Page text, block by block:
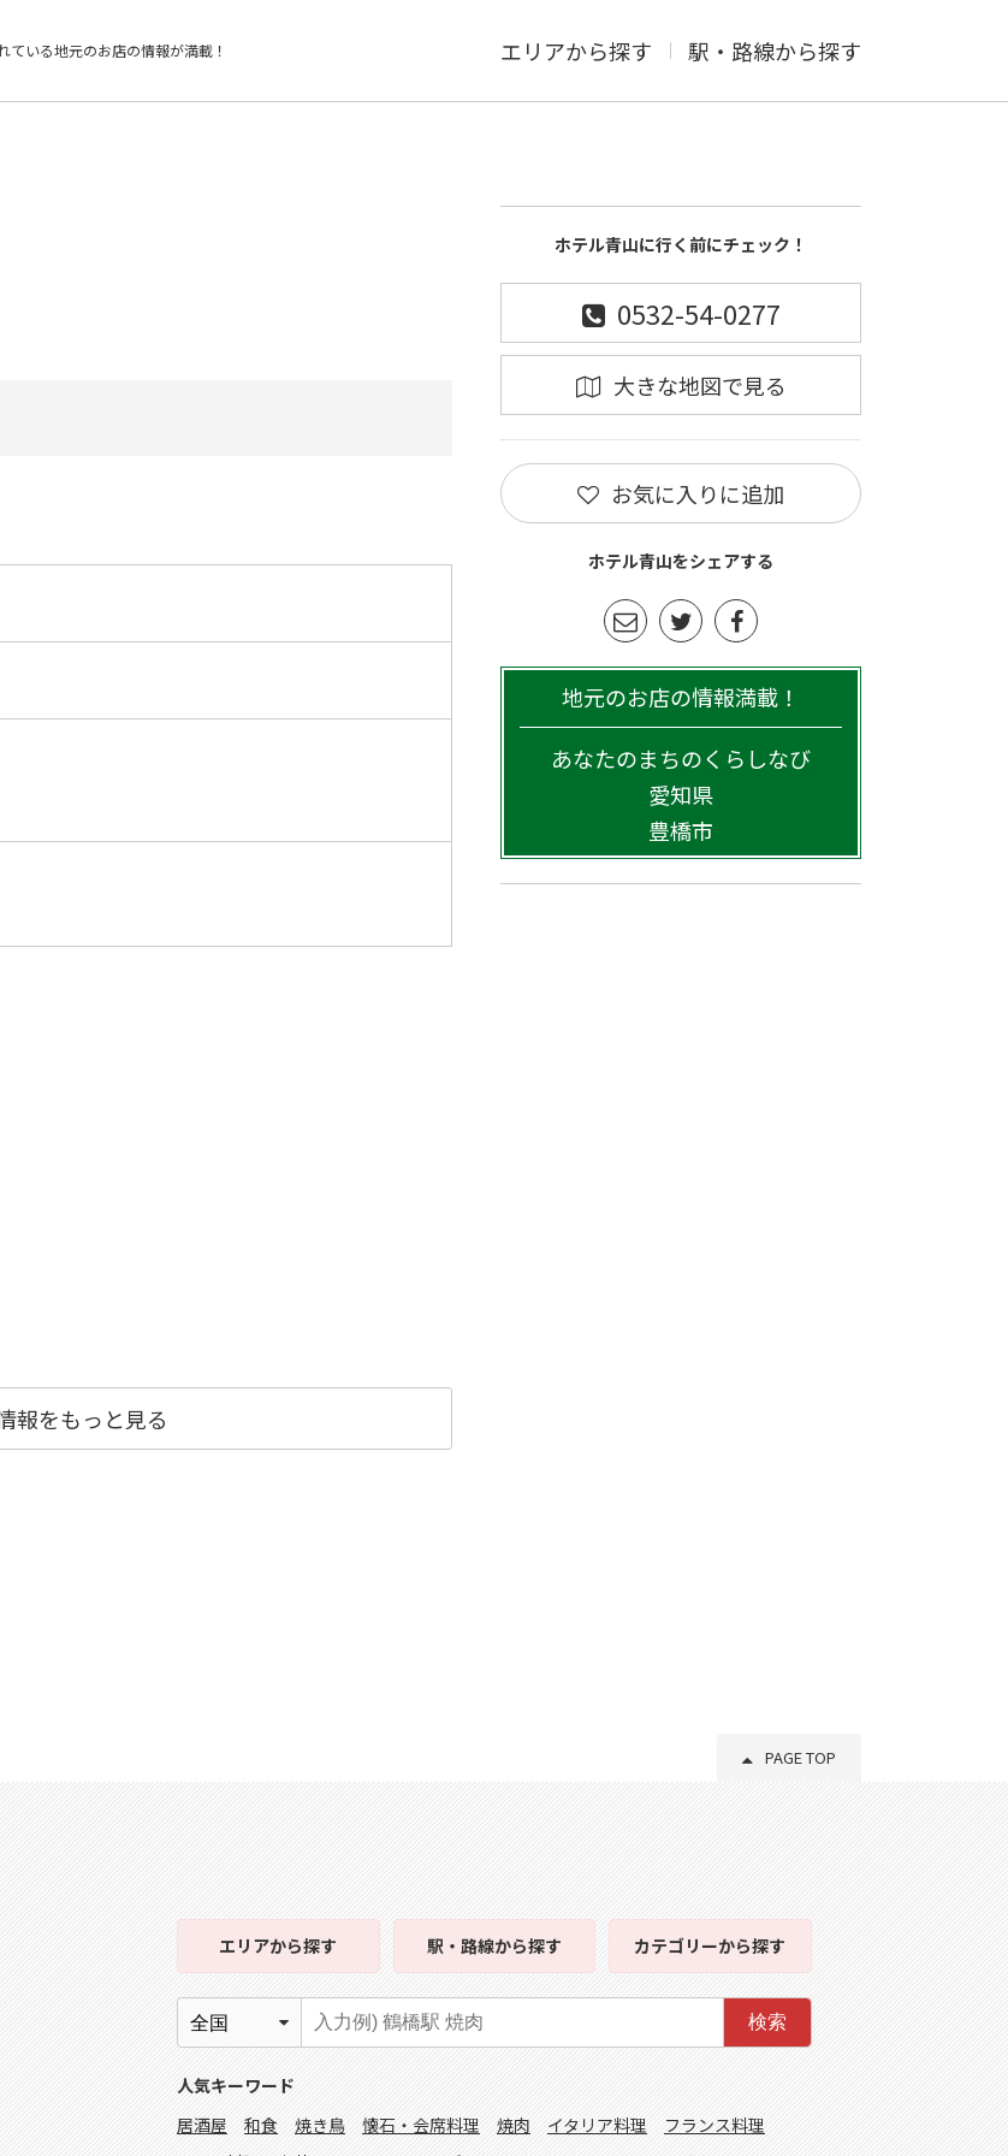
ている地元のお店の情報が満載！ エリアから探す 駅・路線から探す
報をもっと見る
ホテル青山に行く前にチェック！
0532-54-0277
大きな地図で見る
お気に入りに追加
ホテル青山をシェアする
地元のお店の情報満載！
あなたのまちのくらしなび
愛知県
豊橋市
PAGE TOP
エリアから探す 駅・路線から探す カテゴリーから探す
検索
人気キーワード
居酒屋
和食 焼き鳥 懐石・会席料理 焼肉 イタリア料理
フランス料理